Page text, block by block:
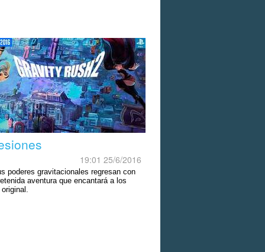
19:01 25/6/2016
poderes gravitacionales regresan con
aventura que encantará a los